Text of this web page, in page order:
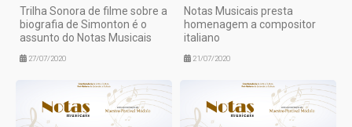
Trilha Sonora de filme sobre a
biografia de Simonton é o
assunto do Notas Musicais
27/07/2020
Notas Musicais presta
homenagem a compositor
italiano
21/07/2020